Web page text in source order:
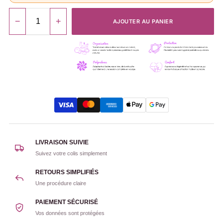
− + AJOUTER AU PANIER
LIVRAISON SUIVIE
Suivez votre colis simplement
RETOURS SIMPLIFIÉS
Une procédure claire
PAIEMENT SÉCURISÉ
Vos données sont protégées